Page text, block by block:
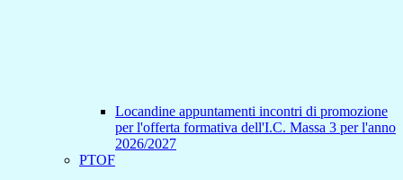
Locandine appuntamenti incontri di promozione
per l'offerta formativa dell'I.C. Massa 3 per l'anno
2026/2027
PTOF